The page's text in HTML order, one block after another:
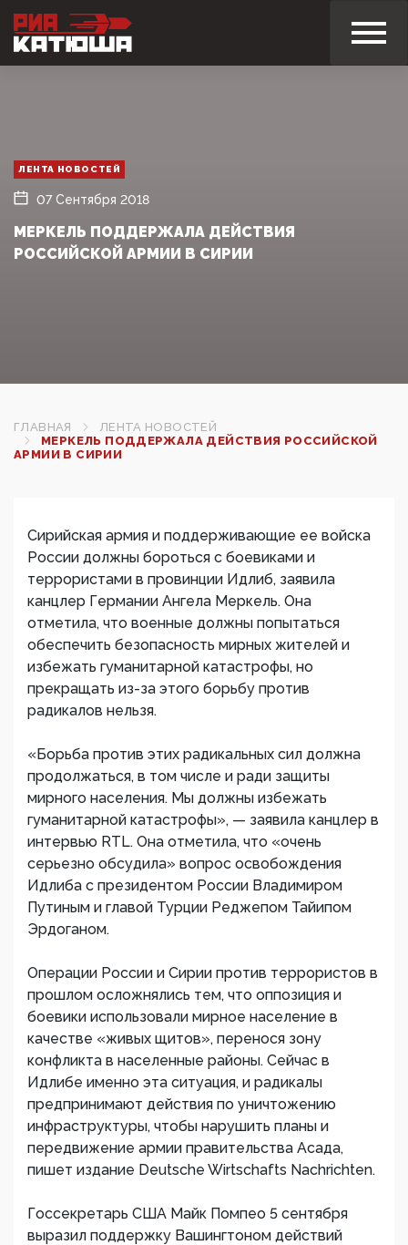
ЛЕНТА НОВОСТЕЙ
07 Сентября 2018
МЕРКЕЛЬ ПОДДЕРЖАЛА ДЕЙСТВИЯ
РОССИЙСКОЙ АРМИИ В СИРИИ
ГЛАВНАЯ
ЛЕНТА НОВОСТЕЙ
МЕРКЕЛЬ ПОДДЕРЖАЛА ДЕЙСТВИЯ РОССИЙСКОЙ
АРМИИ В СИРИИ
Сирийская армия и поддерживающие ее войска
России должны бороться с боевиками и
террористами в провинции Идлиб, заявила
канцлер Германии Ангела Меркель. Она
отметила, что военные должны попытаться
обеспечить безопасность мирных жителей и
избежать гуманитарной катастрофы, но
прекращать из-за этого борьбу против
радикалов нельзя.
«Борьба против этих радикальных сил должна
продолжаться, в том числе и ради защиты
мирного населения. Мы должны избежать
гуманитарной катастрофы», — заявила канцлер в
интервью RTL. Она отметила, что «очень
серьезно обсудила» вопрос освобождения
Идлиба с президентом России Владимиром
Путиным и главой Турции Реджепом Тайипом
Эрдоганом.
Операции России и Сирии против террористов в
прошлом осложнялись тем, что оппозиция и
боевики использовали мирное население в
качестве «живых щитов», перенося зону
конфликта в населенные районы. Сейчас в
Идлибе именно эта ситуация, и радикалы
предпринимают действия по уничтожению
инфраструктуры, чтобы нарушить планы и
передвижение армии правительства Асада,
пишет издание Deutsche Wirtschafts Nachrichten.
Госсекретарь США Майк Помпео 5 сентября
выразил поддержку Вашингтоном действий